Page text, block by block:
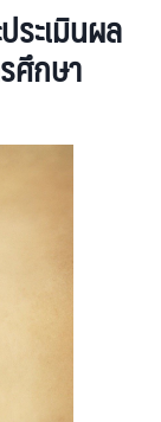
ระเมินผล
ศึกษา